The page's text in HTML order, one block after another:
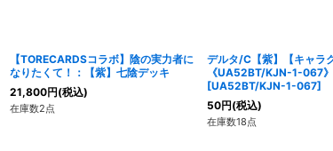
【TORECARDSコラボ】陰の実力者に
なりたくて！：【紫】七陰デッキ
21,800円(税込)
在庫数2点
デルタ/C【紫】【キャラ
《UA52BT/KJN-1-067》
[UA52BT/KJN-1-067]
50円(税込)
在庫数18点